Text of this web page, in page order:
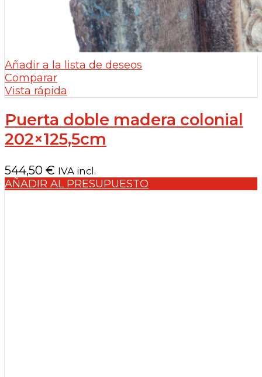
Añadir a la lista de deseos
Comparar
Vista rápida
Puerta doble madera colonial
202×125,5cm
544,50 € IVA incl.
AÑADIR AL PRESUPUESTO